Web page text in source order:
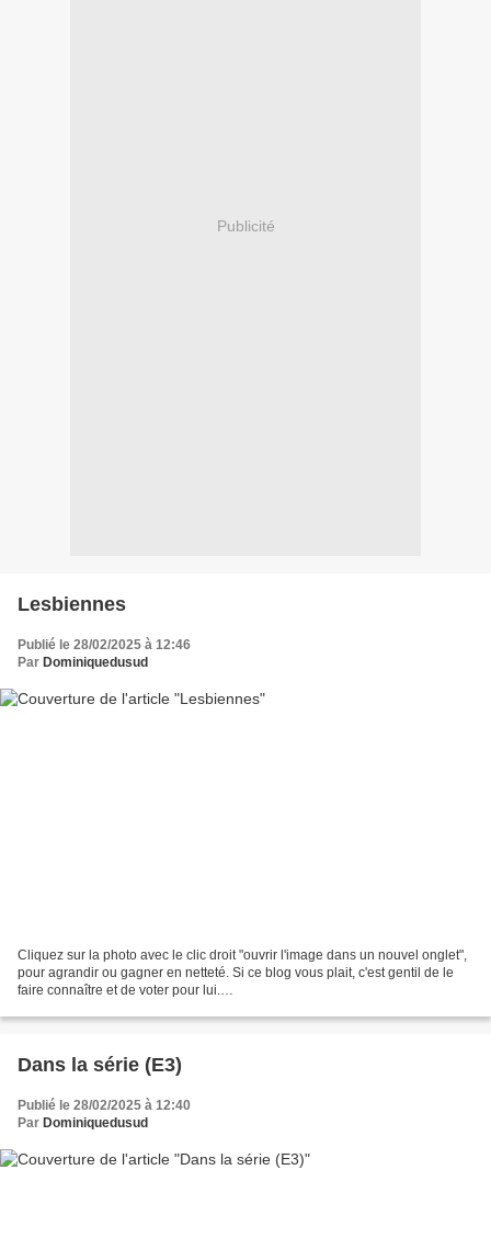
Publicité
Lesbiennes
Publié le 28/02/2025 à 12:46
Par Dominiquedusud
Cliquez sur la photo avec le clic droit "ouvrir l'image dans un nouvel onglet",
pour agrandir ou gagner en netteté. Si ce blog vous plait, c'est gentil de le
faire connaître et de voter pour lui.
Dans la série (E3)
Publié le 28/02/2025 à 12:40
Par Dominiquedusud